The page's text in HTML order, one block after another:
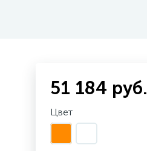
51 184 руб.
Цвет